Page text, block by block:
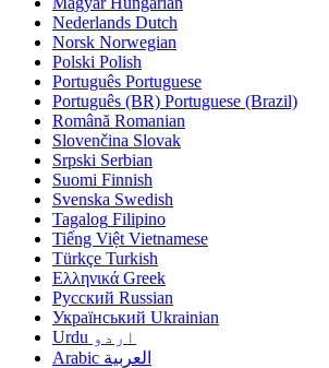
Nederlands Dutch
Norsk Norwegian
Polski Polish
Português Portuguese
Português (BR) Portuguese (Brazil)
Română Romanian
Slovenčina Slovak
Srpski Serbian
Suomi Finnish
Svenska Swedish
Tagalog Filipino
Tiếng Việt Vietnamese
Türkçe Turkish
Ελληνικά Greek
Русский Russian
Український Ukrainian
اردو Urdu
العربية Arabic